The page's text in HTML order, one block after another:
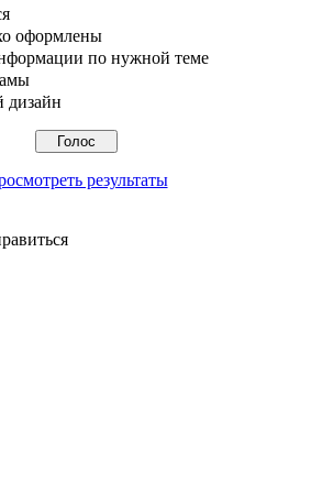
оформлены
по нужной теме
дизайн
результаты